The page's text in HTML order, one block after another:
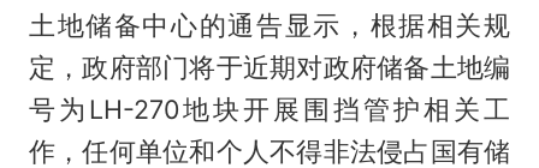
土地储备中心的通告显示，根据相关规
定，政府部门将于近期对政府储备土地编
号为LH-270地块开展围挡管护相关工
作，任何单位和个人不得非法侵占国有储